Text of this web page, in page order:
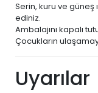
Serin, kuru ve güneş
ediniz.
Ambalajını kapalı
Çocukların
Uyarılar